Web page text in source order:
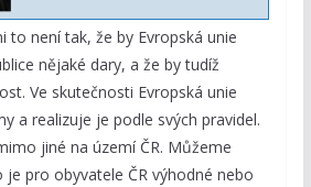
to není tak, že by Evropská unie
nějaké dary, a že by tudíž
Ve skutečnosti Evropská unie
a realizuje je podle svých pravidel.
jiné na území ČR. Můžeme
pro obyvatele ČR výhodné nebo